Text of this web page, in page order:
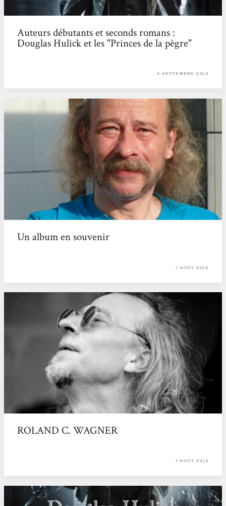
Auteurs débutants et seconds romans :
Douglas Hulick et les "Princes de la pègre"
6 SEPTEMBRE 2012
Un album en souvenir
7 AOÛT 2012
ROLAND C. WAGNER
7 AOÛT 2012